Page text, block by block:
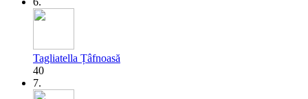
Tagliatella Țâfnoasă
40
7.